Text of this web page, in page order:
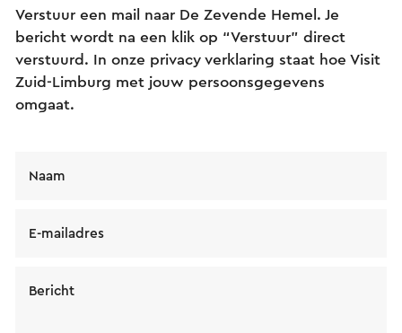
Verstuur een mail naar De Zevende Hemel. Je
bericht wordt na een klik op “Verstuur” direct
verstuurd. In onze privacy verklaring staat hoe Visit
Zuid-Limburg met jouw persoonsgegevens
omgaat.
Naam
E-mailadres
Bericht